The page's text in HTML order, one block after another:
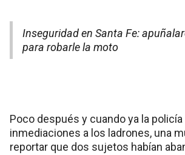
Inseguridad en Santa Fe:
para robarle la moto
Poco después y cuando ya la
inmediaciones a los ladrones, una
reportar que dos sujetos habían